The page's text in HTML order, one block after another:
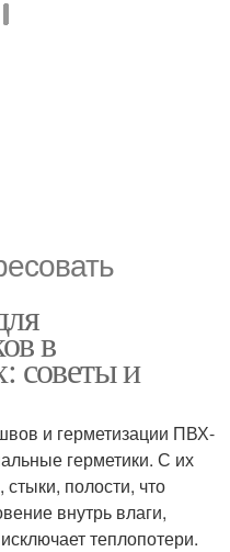
в
советы и
и герметизации ПВХ-
герметики. С их
полости, что
внутрь влаги,
теплопотери.